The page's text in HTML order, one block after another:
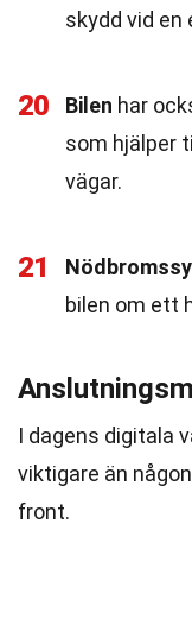
skydd vid en
20 Bilen har
som hjälper
vägar.
21
bilen om ett
I dagens digitala
viktigare än
front.